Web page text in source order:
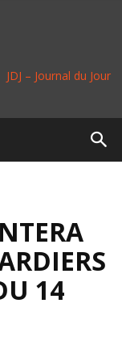
JDJ – Journal du Jour
14